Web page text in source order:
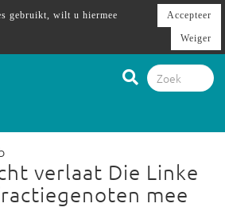
verlaat Die Linke
mee
gebruikt, wilt u hiermee
Accepteer
Weiger